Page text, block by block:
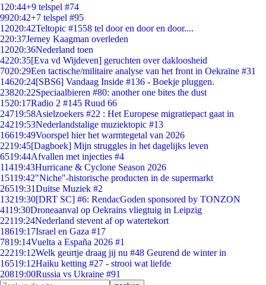
1 20:44+9 telspel #74
9920:42+7 telspel #95
12020:42Teltopic #1558 tel door en door en door....
220:37Jerney Kaagman overleden
12020:36Nederland toen
4220:35[Eva vd Wijdeven] geruchten over dakloosheid
7020:29Een tactische/militaire analyse van het front in Oekraïne #31
14620:24[SBS6] Vandaag Inside #136 - Boekje pluggen.
23820:22Speciaalbieren #80: another one bites the dust
1520:17Radio 2 #145 Ruud 66
24719:58Asielzoekers #22 : Het Europese migratiepact gaat in
24219:53Nederlandstalige muziektopic #13
16619:49Voorspel hier het warmtegetal van 2026
2219:45[Dagboek] Mijn struggles in het dagelijks leven
6519:44Afvallen met injecties #4
11419:43Hurricane & Cyclone Season 2026
15119:42"Niche"-historische producten in de supermarkt
26519:31Duitse Muziek #2
13219:30[DRT SC] #6: RendacGoden sponsored by TONZON
4119:30Droneaanval op Oekrains vliegtuig in Leipzig
22119:24Nederland stevent af op watertekort
18619:17Israel en Gaza #17
7819:14Vuelta a España 2026 #1
22219:12Welk geurtje draag jij nu #48 Geurend de winter in
16519:12Haiku ketting #27 - strooi wat liefde
20819:00Russia vs Ukraine #91